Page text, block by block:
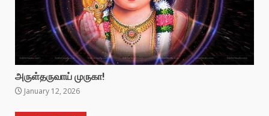
அருள்தருவாய் முருகா!
January 12, 2026